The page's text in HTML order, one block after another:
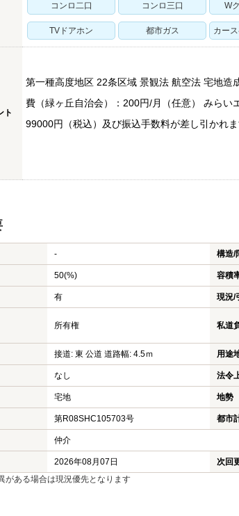
コンロ二口 コンロ三口 W
TVドアホン 都市ガス カー
ト
第一種高度地区 22条区域 景観法 航空法 宅地
費（緑ヶ丘自治会）：200円/月（任意） みらい
99000円（税込）及び振込手数料が差し引かれ
- 構造/
50(%) 容積
有 現況/
所有権 私道
接道: 東 公道 道路幅: 4.5ｍ 用途
なし 法令
宅地 地勢
第R08SHC105703号 都市
仲介
2026年08月07日 次回
がある場合は現況優先となります